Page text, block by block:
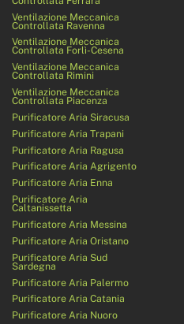
Ventilazione Meccanica
Controllata Ravenna
Ventilazione Meccanica
Controllata Forlì-Cesena
Ventilazione Meccanica
Controllata Rimini
Ventilazione Meccanica
Controllata Piacenza
Purificatore Aria Siracusa
Purificatore Aria Trapani
Purificatore Aria Ragusa
Purificatore Aria Agrigento
Purificatore Aria Enna
Purificatore Aria
Caltanissetta
Purificatore Aria Messina
Purificatore Aria Oristano
Purificatore Aria Sud
Sardegna
Purificatore Aria Palermo
Purificatore Aria Catania
Purificatore Aria Nuoro